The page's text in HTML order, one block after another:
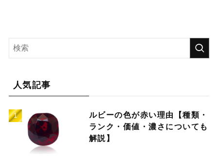
人気記事
ルビーの色が赤い理由【種類・
ランク・価値・濃さについても
解説】